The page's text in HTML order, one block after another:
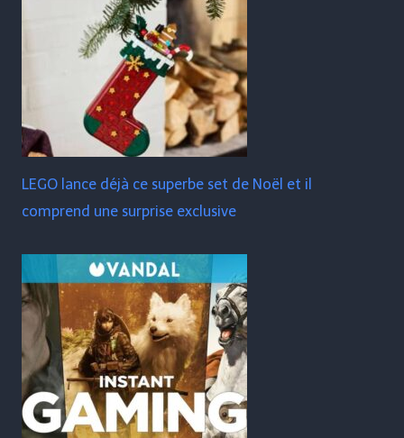
LEGO lance déjà ce superbe set de Noël et il
comprend une surprise exclusive